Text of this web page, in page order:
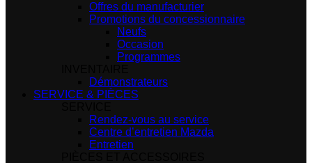
Offres du manufacturier
Promotions du concessionnaire
Neufs
Occasion
Programmes
Démonstrateurs
SERVICE & PIÈCES
Rendez-vous au service
Centre d’entretien Mazda
Entretien